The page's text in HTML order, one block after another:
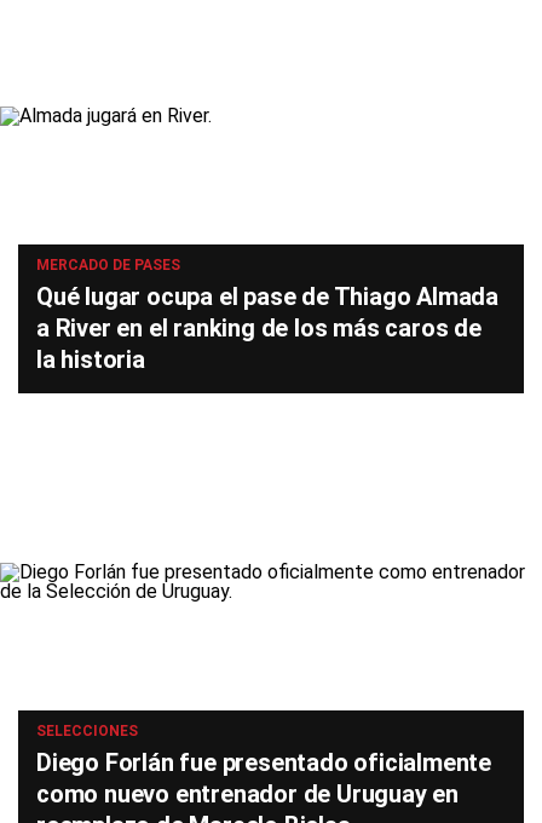
MERCADO DE PASES
Qué lugar ocupa el pase de Thiago Almada
a River en el ranking de los más caros de
la historia
SELECCIONES
Diego Forlán fue presentado oficialmente
como nuevo entrenador de Uruguay en